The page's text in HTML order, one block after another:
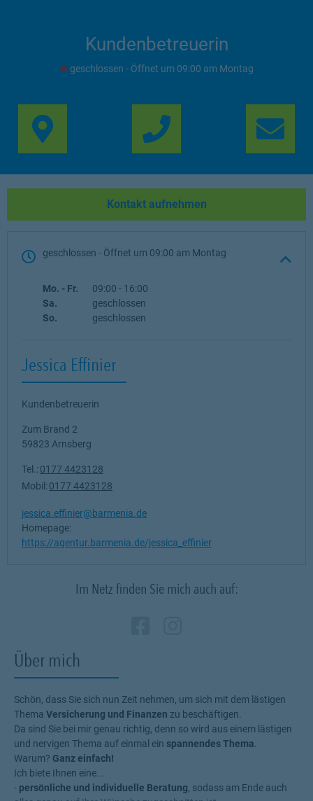
Kundenbetreuerin
geschlossen - Öffnet um 09:00 Montag
Link Opens in New
Über mich
Schön, dass Sie sich nun Zeit nehmen, um sich mit dem lästigen
Thema Versicherung und Finanzen zu beschäftigen.
Da sind Sie bei mir genau richtig, denn so wird aus einem lästigen
und nervigen Thema auf einmal ein spannendes Thema
Warum? Ganz einfach!
Ich biete Ihnen eine...
- persönliche und individuelle Beratung, sodass am Ende auch
Kontakt aufnehmen
geschlossen - Öffnet um 09:00 Montag
Wochentag Öffnungszeiten
Mo. - Fr. 09:00 - 16:00
Sa.
geschlossen
So.
geschlossen
Jessica Effinier
Kundenbetreuerin
Zum Brand 2
59823 Arnsberg
Tel.: 0177 4423128
Mobil: 0177 4423128
jessica.effinier@barmenia.de
Homepage:
https://agentur.barmenia.de/jessica_effinier
Im Netz finden Sie mich auch auf: